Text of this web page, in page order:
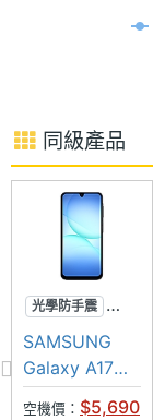
相機規格
主相機
主相機
感光元
件
同級產品
光學防手震
90Hz
可插記憶卡
SAMSUNG
Galaxy A17
5G
空機價： $5,690